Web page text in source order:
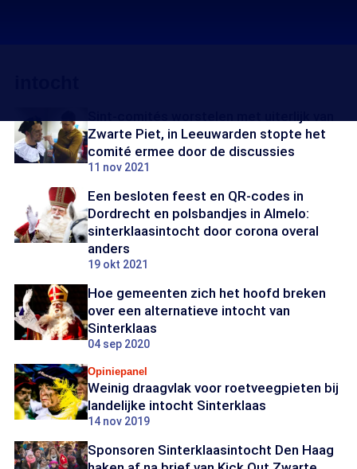
Zwarte Piet, in Leeuwarden stopte het
comité ermee door de discussies
11 nov 2021
Een besloten feest en QR-codes in
Dordrecht en polsbandjes in Almelo:
sinterklaasintocht door corona overal
anders
19 okt 2021
Hoe gemeenten zich het hoofd breken
over een alternatieve intocht van
Sinterklaas
04 sep 2020
Opiniepanel
Weinig draagvlak voor roetveegpieten bij
landelijke intocht Sinterklaas
14 nov 2019
Sponsoren Sinterklaasintocht Den Haag